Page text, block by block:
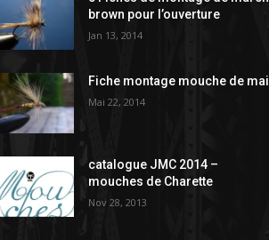
brown pour l’ouverture
Jan 13, 2014
Fiche montage mouche de mai
Mai 22, 2014
catalogue JMC 2014 –
mouches de Charette
Nov 28, 2013